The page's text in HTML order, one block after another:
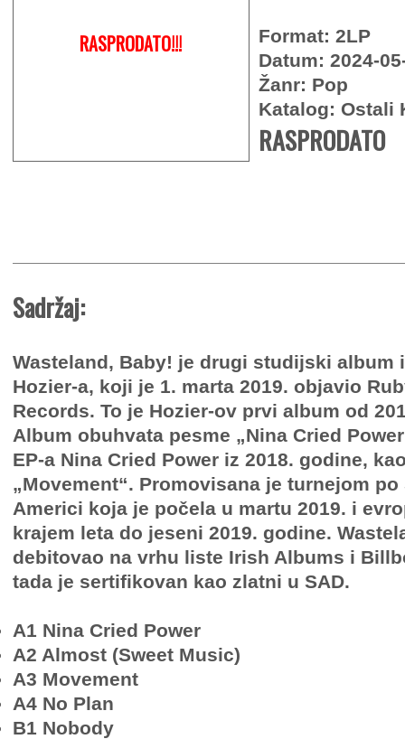
RASPRODATO!!!
Format: 2LP
Datum: 2024-
Žanr: Pop
Katalog: Ostali
RASPRODATO
Sadržaj:
Wasteland, Baby! je drugi studijski album
Hozier-a, koji je 1. marta 2019. objavio
Records. To je Hozier-ov prvi album od
Album obuhvata pesme „Nina Cried
EP-a Nina Cried Power iz 2018. godine,
„Movement“. Promovisana je turnejom po
Americi koja je počela u martu 2019. i
krajem leta do jeseni 2019. godine.
debitovao na vrhu liste Irish Albums i
tada je sertifikovan kao zlatni u SAD.
A1 Nina Cried Power
A2 Almost (Sweet Music)
A3 Movement
A4 No Plan
B1 Nobody